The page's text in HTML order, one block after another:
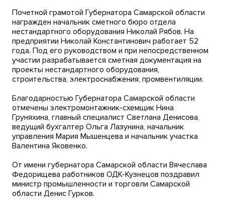
Почетной грамотой Губернатора Самарской области
награжден начальник сметного бюро отдела
нестандартного оборудования Николай Рябов. На
предприятии Николай Константинович работает 52
года. Под его руководством и при непосредственном
участии разрабатывается сметная документация на
проекты нестандартного оборудования,
строительства, электроснабжения, промвентиляции.
Благодарностью Губернатора Самарской области
отмечены электромонтажник-схемщик Нина
Груняхина, главный специалист Светлана Денисова,
ведущий бухгалтер Ольга Лазунина, начальник
управления Мария Мышенцева и начальник участка
Валентина Яковенко.
От имени губернатора Самарской области Вячеслава
Федорищева работников ОДК-Кузнецов поздравил
министр промышленности и торговли Самарской
области Денис Гурков.